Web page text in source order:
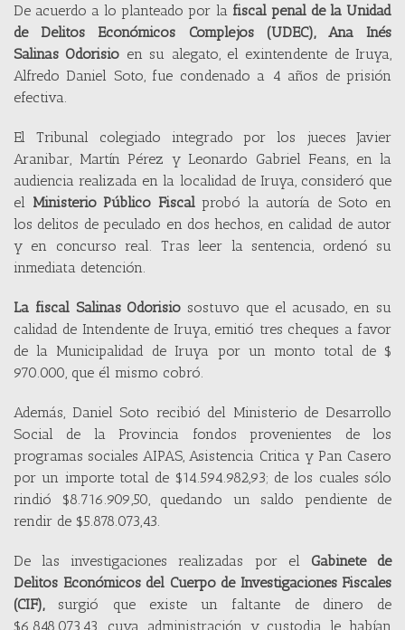
De acuerdo a lo planteado por la fiscal penal de la Unidad
de Delitos Económicos Complejos (UDEC), Ana Inés
Salinas Odorisio en su alegato, el exintendente de Iruya,
Alfredo Daniel Soto, fue condenado a 4 años de prisión
efectiva.
El Tribunal colegiado integrado por los jueces Javier
Aranibar, Martín Pérez y Leonardo Gabriel Feans, en la
audiencia realizada en la localidad de Iruya, consideró que
el Ministerio Público Fiscalprobó la autoría de Soto en
los delitos de peculado en dos hechos, en calidad de autor
y en concurso real. Tras leer la sentencia, ordenó su
inmediata detención.
La fiscal Salinas Odorisio sostuvo que el acusado, en su
calidad de Intendente de Iruya, emitió tres cheques a favor
de la Municipalidad de Iruya por un monto total de $
970.000, que él mismo cobró.
Además, Daniel Soto recibió del Ministerio de Desarrollo
Social de la Provincia fondos provenientes de los
programas sociales AIPAS, Asistencia Critica y Pan Casero
por un importe total de $14.594.982,93; de los cuales sólo
rindió $8.716.909,50, quedando un saldo pendiente de
rendir de $5.878.073,43.
De las investigaciones realizadas por el Gabinete de
Delitos Económicos del Cuerpo de Investigaciones Fiscales
(CIF),surgió que existe un faltante de dinero de
$6.848.073,43, cuya administración y custodia le habían